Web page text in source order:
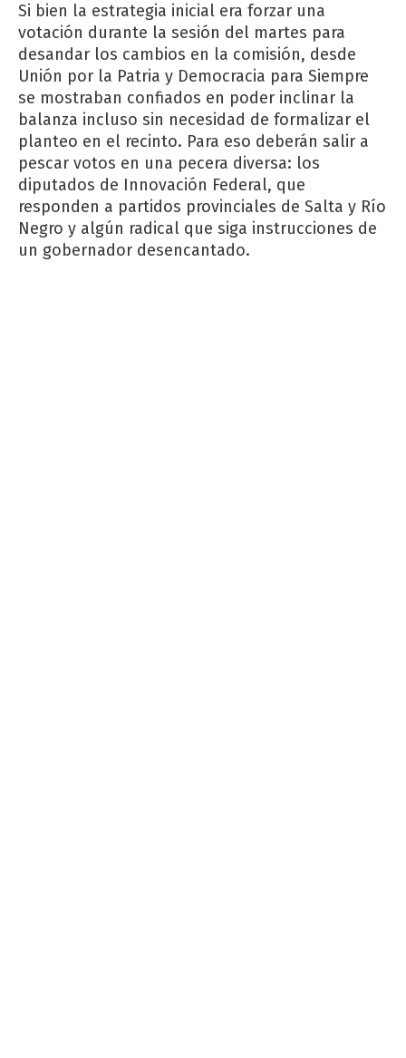
Si bien la estrategia inicial era forzar una
votación durante la sesión del martes para
desandar los cambios en la comisión, desde
Unión por la Patria y Democracia para Siempre
se mostraban confiados en poder inclinar la
balanza incluso sin necesidad de formalizar el
planteo en el recinto. Para eso deberán salir a
pescar votos en una pecera diversa: los
diputados de Innovación Federal, que
responden a partidos provinciales de Salta y Río
Negro y algún radical que siga instrucciones de
un gobernador desencantado.